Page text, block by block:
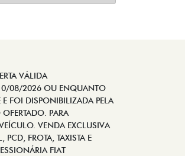
VÁLIDA
08/2026 OU ENQUANTO
FOI DISPONIBILIZADA PELA
PARA
VENDA EXCLUSIVA
FROTA, TAXISTA E
FIAT